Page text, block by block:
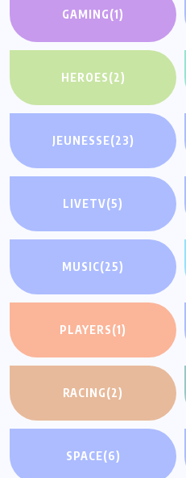
GAMING(1)
HEROES(2)
JEUNESSE(23)
LIVETV(5)
MUSIC(25)
PLAYERS(1)
RACING(2)
SPACE(6)